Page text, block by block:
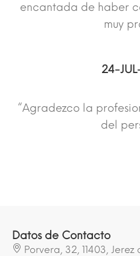
encantada de haber
muy
24-
“Agradezco la
del
Datos de Contacto
Porvera, 32, 11403,